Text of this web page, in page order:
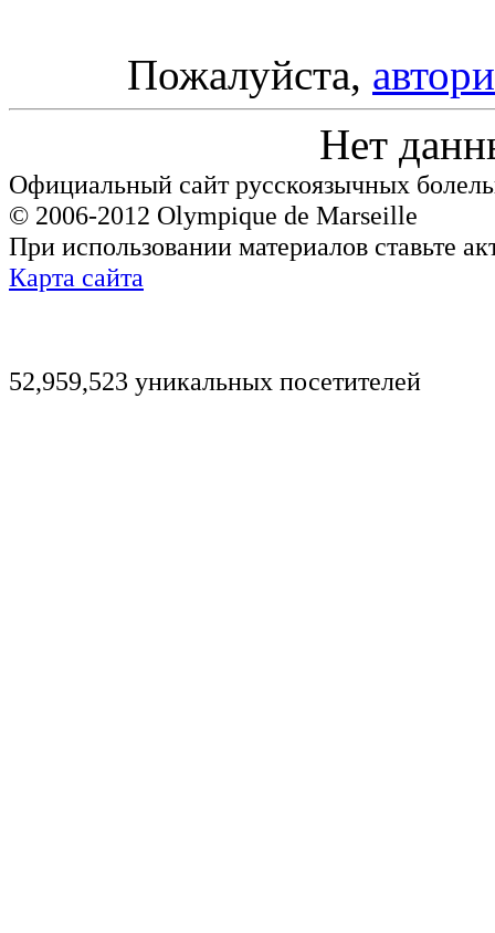
Пожалуйста,
Нет
Официальный сайт русскоязычных
© 2006-2012 Olympique de Marseille
При использовании материалов ставьте
Карта сайта
52,959,523 уникальных посетителей